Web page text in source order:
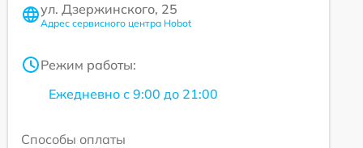
ул. Дзержинского, 25
Адрес сервисного центра Hobot
Режим работы:
Ежедневно с 9:00 до 21:00
Способы оплаты